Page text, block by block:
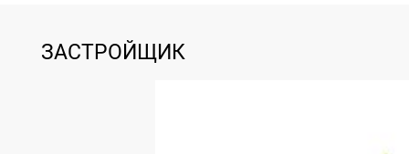
ЗАСТРОЙЩИК